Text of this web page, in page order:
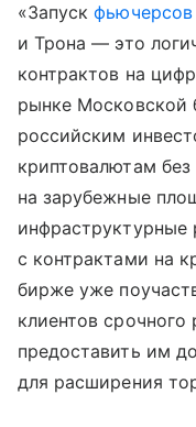
«Запускфьючерсов
и Трона — это
контрактов на
рынке
российским
криптовалютам
на зарубежные
инфраструктурные
с контрактами на
бирже уже
клиентов
предоставить им
для расширения